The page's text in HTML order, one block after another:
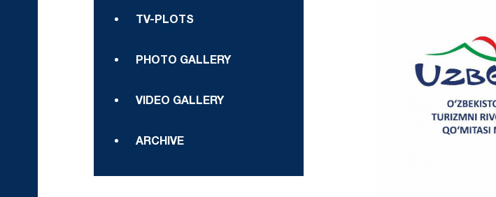
TV-PLOTS
PHOTO GALLERY
VIDEO GALLERY
ARCHIVE